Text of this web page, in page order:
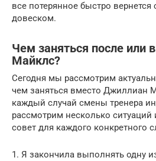
все потерянное быстро
довеском.
Чем заняться после или
Майклс?
Сегодня мы рассмотрим
чем заняться вместо Джиллиан
каждый случай смены тренера
рассмотрим несколько
совет для каждого конкретного
1. Я закончила выполнять одну